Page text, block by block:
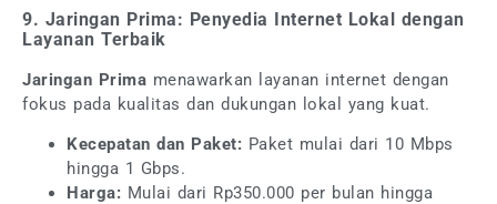
9. Jaringan Prima: Penyedia Internet Lokal dengan
Layanan Terbaik
Jaringan Prima menawarkan layanan internet dengan
fokus pada kualitas dan dukungan lokal yang kuat.
Kecepatan dan Paket: Paket mulai dari 10 Mbps
hingga 1 Gbps.
Harga: Mulai dari Rp350.000 per bulan hingga